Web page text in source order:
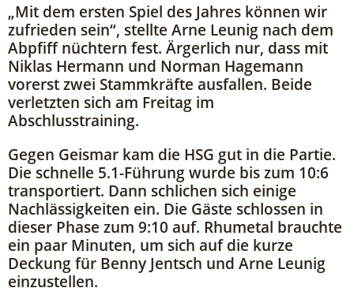
„Mit dem ersten Spiel des Jahres können wir
zufrieden sein“, stellte Arne Leunig nach dem
Abpfiff nüchtern fest. Ärgerlich nur, dass mit
Niklas Hermann und Norman Hagemann
vorerst zwei Stammkräfte ausfallen. Beide
verletzten sich am Freitag im
Abschlusstraining.
Gegen Geismar kam die HSG gut in die Partie.
Die schnelle 5.1-Führung wurde bis zum 10:6
transportiert. Dann schlichen sich einige
Nachlässigkeiten ein. Die Gäste schlossen in
dieser Phase zum 9:10 auf. Rhumetal brauchte
ein paar Minuten, um sich auf die kurze
Deckung für Benny Jentsch und Arne Leunig
einzustellen.